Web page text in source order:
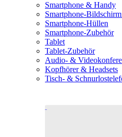
Smartphone & Handy
Smartphone-
Smartphone-Hüllen
Smartphone-Zubehör
Tablet
Tablet-Zubehör
Audio- &
Kopfhörer & Headsets
Tisch- &